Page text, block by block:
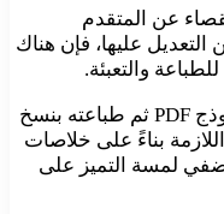
عن المتقدم
التعديل عليها، فإن هناك
حيث أنه يمكن القيام بتحميل هذا النموذج PDF ثم طباعته بنسخ
اللازمة بناءً على خلاصات
يضفي لمسة التميز على